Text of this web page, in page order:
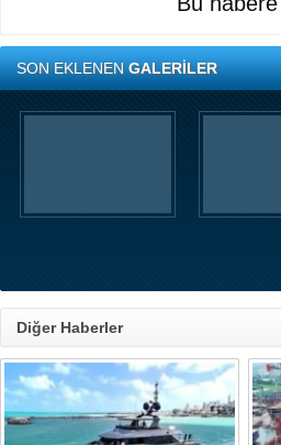
SON EKLENENGALERİLER
Diğer Haberler